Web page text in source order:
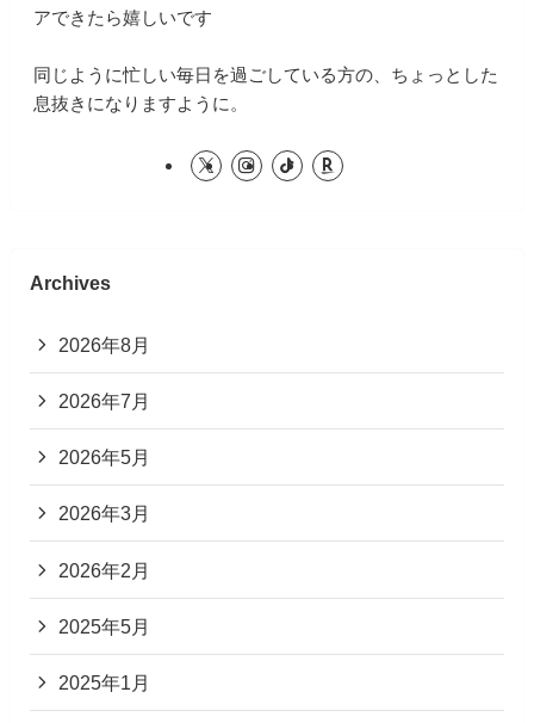
アできたら嬉しいです
同じように忙しい毎日を過ごしている方の、ちょっとした
息抜きになりますように。
Archives
2026年8月
2026年7月
2026年5月
2026年3月
2026年2月
2025年5月
2025年1月